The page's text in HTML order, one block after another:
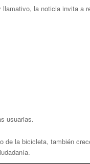
la noticia invita a
usuarias.
de la bicicleta, también